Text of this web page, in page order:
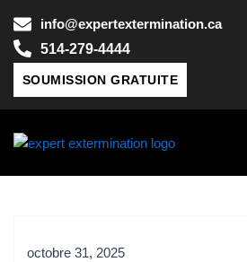
contenu
info@expertextermination.ca
514-279-4444
SOUMISSION GRATUITE
octobre 31, 2025